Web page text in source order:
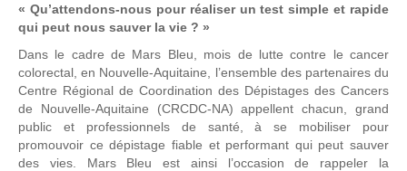
« Qu’attendons-nous pour réaliser un test simple et rapide
qui peut nous sauver la vie ? »
Dans le cadre de Mars Bleu, mois de lutte contre le cancer
colorectal, en Nouvelle-Aquitaine, l’ensemble des partenaires du
Centre Régional de Coordination des Dépistages des Cancers
de Nouvelle-Aquitaine (CRCDC-NA) appellent chacun, grand
public et professionnels de santé, à se mobiliser pour
promouvoir ce dépistage fiable et performant qui peut sauver
des vies. Mars Bleu est ainsi l’occasion de rappeler la